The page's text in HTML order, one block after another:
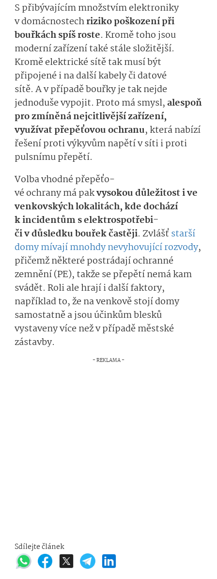
S přibývajícím množstvím elektroniky
v domácnostechriziko poškození při
bouřkách spíš roste. Kromě toho jsou
moderní zařízenítaké stále složitější.
Kromě elektrické sítě tak musí být
připojené ina další kabely či datové
sítě. A vpřípadě bouřky je tak nejde
jednoduše vypojit. Proto másmys­l,alespoň
pro zmíněná nejcitlivější zařízení,
využívatpřepě­ťovouochranu, která nabízí
řešeníproti výkyvům napětí v síti i proti
pulsnímu přepětí.
Volba vhodnépřepěťo­
véochranymápakvy­sokou důležitost i ve
venkovských lokalitách, kde dochází
k incidentůms e­lektrospotřebi­
čiv důsledku bouřek častěji. Zvlášť starší
domymívají mnohdynevyho­vujícírozvody,
přičemžněkte­répostrádají ochranné
zemnění (PE), takže se přepětí nemá kam
svádět. Roliale hrají i další faktory,
napříkladto, že na venkověstojí domy
samostatněajsou­účinkůmbles­ků
vystaveny více než v případě městské
zástavby.
Sdílejte článek